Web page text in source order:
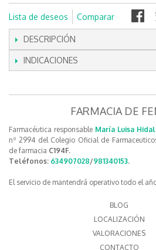
Lista de deseos Comparar
DESCRIPCIÓN
INDICACIONES
FARMACIA DE
Farmacéutica responsable María Luisa
nº 2994 del Colegio Oficial de
de farmacia C194F.
Teléfonos: 634907028/981340153.
El servicio de mantendrá operativo todo el
BLOG
LOCALIZACIÓN
VALORACIONES
CONTACTO